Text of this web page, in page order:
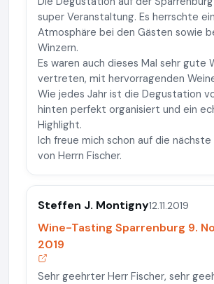
super Veranstaltung. Es herrschte
Atmosphäre bei den Gästen sowie
Winzern.
Es waren auch dieses Mal sehr gute
vertreten, mit hervorragenden
Wie jedes Jahr ist die De­gus­ta­ti­on
hinten perfekt organisiert und ein
Highlight.
Ich freue mich schon auf die
von Herrn Fischer.
Steffen J. Montigny12.11.2019
Wine-Tasting Sparrenburg 9.
2019
Sehr geehrter Herr Fischer, sehr